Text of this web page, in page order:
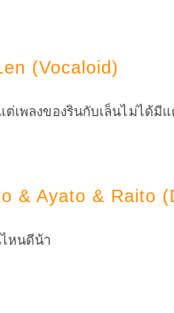
(Vocaloid)
ต่เพลงของรินกับเล็นไม่ได้
& Ayato & Raito
หนดีน้า